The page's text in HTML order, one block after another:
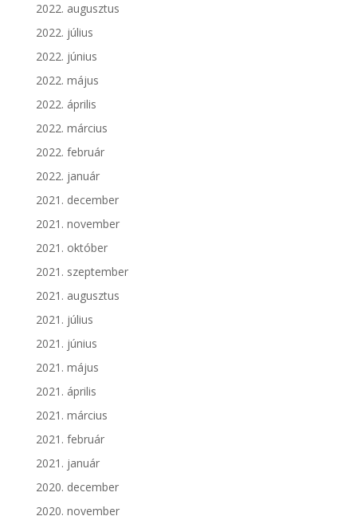
2022. augusztus
2022. július
2022. június
2022. május
2022. április
2022. március
2022. február
2022. január
2021. december
2021. november
2021. október
2021. szeptember
2021. augusztus
2021. július
2021. június
2021. május
2021. április
2021. március
2021. február
2021. január
2020. december
2020. november